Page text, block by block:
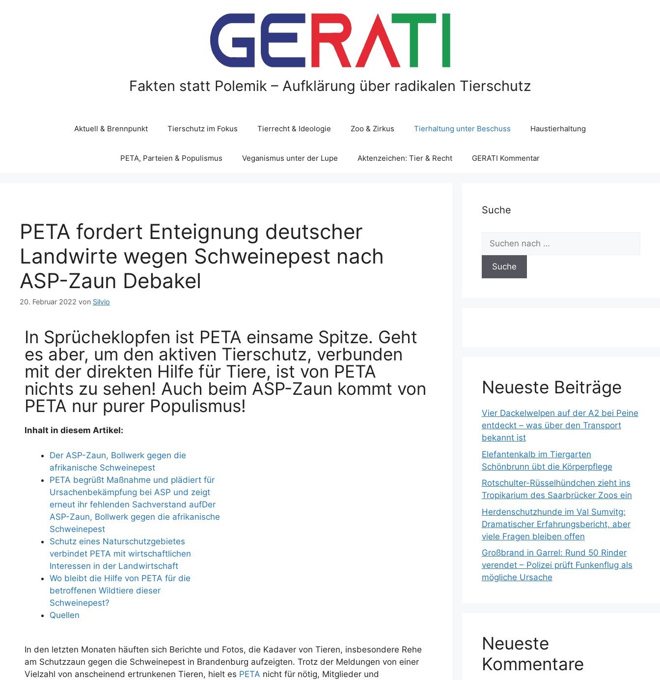
Fakten statt Polemik – Aufklärung über radikalen Tierschutz
Aktuell & Brennpunkt Tierschutz im Fokus Tierrecht & Ideologie Zoo & Zirkus Tierhaltung unter Beschuss Haustierhaltung
PETA, Parteien & Populismus Veganismus unter der Lupe Aktenzeichen: Tier & Recht GERATI Kommentar
PETA fordert Enteignung deutscher
Landwirte wegen Schweinepest nach
ASP-Zaun Debakel
20. Februar 2022 von Silvio
In Sprücheklopfen ist PETA einsame Spitze. Geht
es aber, um den aktiven Tierschutz, verbunden
mit der direkten Hilfe für Tiere, ist von PETA
nichts zu sehen! Auch beim ASP-Zaun kommt von
PETA nur purer Populismus!
Inhalt in diesem Artikel:
Der ASP-Zaun, Bollwerk gegen die
afrikanische Schweinepest
PETA begrüßt Maßnahme und plädiert für
Ursachenbekämpfung bei ASP und zeigt
erneut ihr fehlenden Sachverstand aufDer
ASP-Zaun, Bollwerk gegen die afrikanische
Schweinepest
Schutz eines Naturschutzgebietes
verbindet PETA mit wirtschaftlichen
Interessen in der Landwirtschaft
Wo bleibt die Hilfe von PETA für die
betroffenen Wildtiere dieser
Schweinepest?
Quellen
In den letzten Monaten häuften sich Berichte und Fotos, die Kadaver von Tieren, insbesondere Rehe
am Schutzzaun gegen die Schweinepest in Brandenburg aufzeigten. Trotz der Meldungen von einer
Vielzahl von anscheinend ertrunkenen Tieren, hielt es PETA nicht für nötig, Mitglieder und
Suche
Neueste Beiträge
Vier Dackelwelpen auf der A2 bei Peine
entdeckt – was über den Transport
bekannt ist
Elefantenkalb im Tiergarten
Schönbrunn übt die Körperpflege
Rotschulter-Rüsselhündchen zieht ins
Tropikarium des Saarbrücker Zoos ein
Herdenschutzhunde im Val Sumvitg:
Dramatischer Erfahrungsbericht, aber
viele Fragen bleiben offen
Großbrand in Garrel: Rund 50 Rinder
verendet – Polizei prüft Funkenflug als
mögliche Ursache
Neueste
Kommentare